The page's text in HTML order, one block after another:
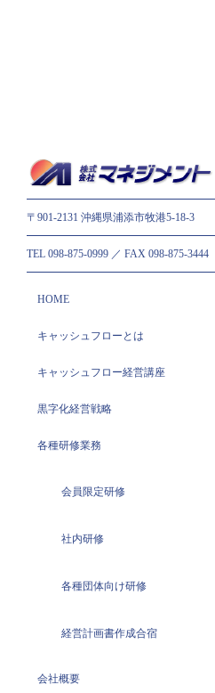
〒901-2131 沖縄県浦添市牧港5-18-3
TEL 098-875-0999 ／ FAX 098-875-3444
HOME
キャッシュフローとは
キャッシュフロー経営講座
黒字化経営戦略
各種研修業務
会員限定研修
社内研修
各種団体向け研修
経営計画書作成合宿
会社概要